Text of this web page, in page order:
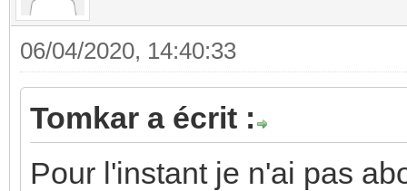
06/04/2020, 14:40:33
Tomkar a écrit :
Pour l'instant je n'ai pas